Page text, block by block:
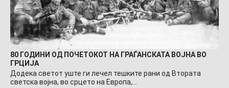
80 ГОДИНИ ОД ПОЧЕТОКОТ НА ГРАЃАНСКАТА ВОЈНА ВО
ГРЦИЈА
Додека светот уште ги лечел тешките рани од Втората
светска војна, во срцето на Европа,…